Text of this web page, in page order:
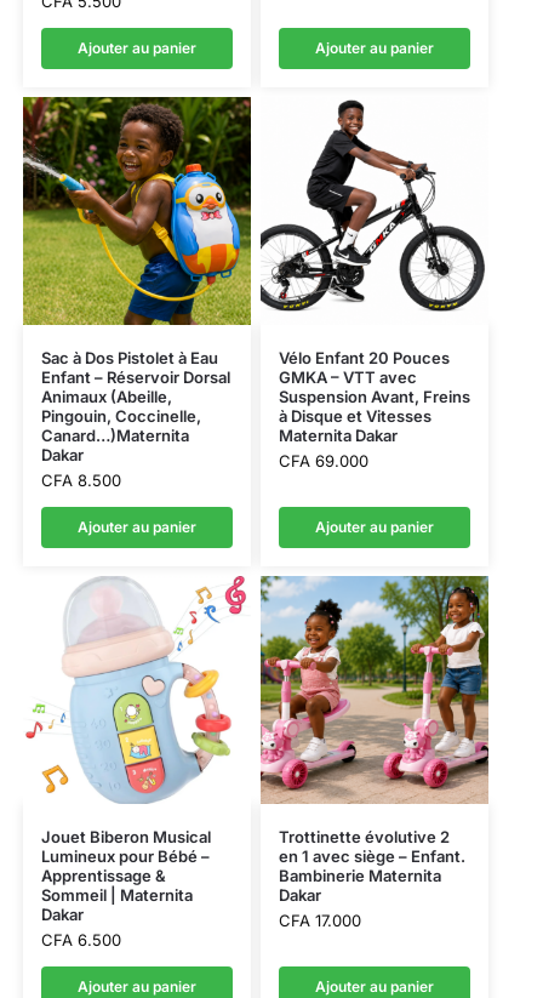
Ajouter au panier Ajouter au panier
Sac à Dos Pistolet à Eau
Enfant – Réservoir Dorsal
Animaux (Abeille,
Pingouin, Coccinelle,
Canard…)Maternita
Dakar
CFA8.500
Ajouter au panier
Vélo Enfant 20 Pouces
GMKA – VTT avec
Suspension Avant, Freins
à Disque et Vitesses
Maternita Dakar
CFA69.000
Ajouter au panier
Jouet Biberon Musical
Lumineux pour Bébé –
Apprentissage &
Sommeil | Maternita
Dakar
CFA6.500
Ajouter au panier
Trottinette évolutive 2
en 1 avec siège – Enfant.
Bambinerie Maternita
Dakar
CFA17.000
Ajouter au panier